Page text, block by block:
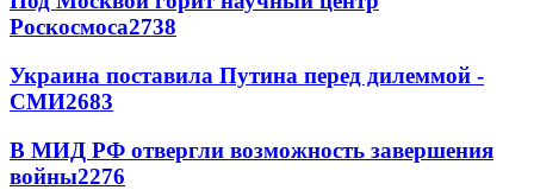
Роскосмоса2738
Украина поставила Путина перед дилеммой -
СМИ2683
В МИД РФ отвергли возможность завершения
войны2276